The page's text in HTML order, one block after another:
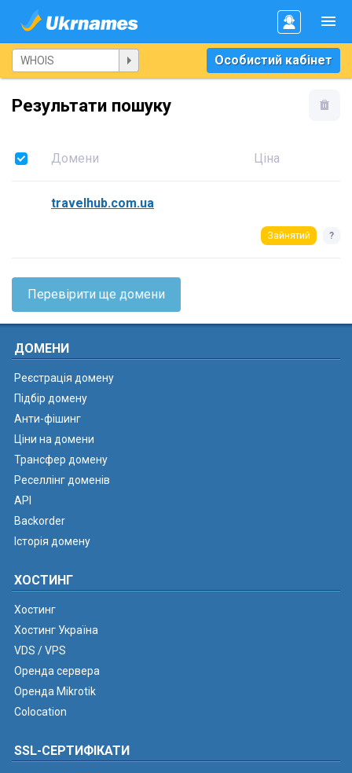
Особистий кабінет
Результати пошуку
Домени Ціна
travelhub.com.ua
Зайнятий ?
Перевірити ще домени
ДОМЕНИ
Реєстрація домену
Підбір домену
Анти-фішинг
Ціни на домени
Трансфер домену
Реселлінг доменів
API
Backorder
Історія домену
ХОСТИНГ
Хостинг
Хостинг Україна
VDS / VPS
Оренда сервера
Оренда Mikrotik
Colocation
SSL-СЕРТИФІКАТИ